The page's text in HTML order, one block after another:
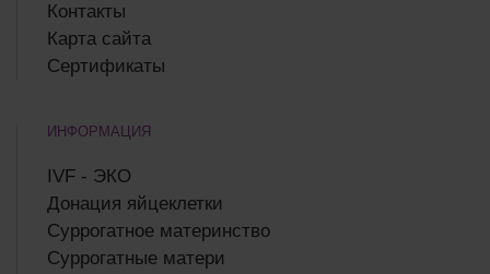
Контакты
Карта сайта
Сертификаты
ИНФОРМАЦИЯ
IVF - ЭКО
Донация яйцеклетки
Суррогатное материнство
Суррогатные матери